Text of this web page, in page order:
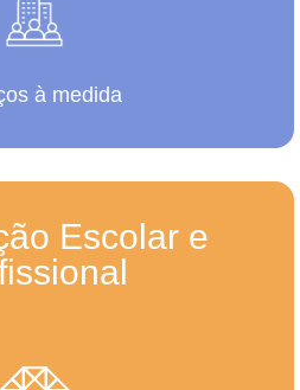
à medida
Escolar e